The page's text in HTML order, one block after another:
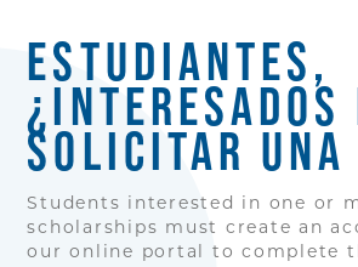
ESTUDIANTES,
¿INTERESADOS
SOLICITAR UNA
Students interested in one or
scholarships must create an
our online portal to complete